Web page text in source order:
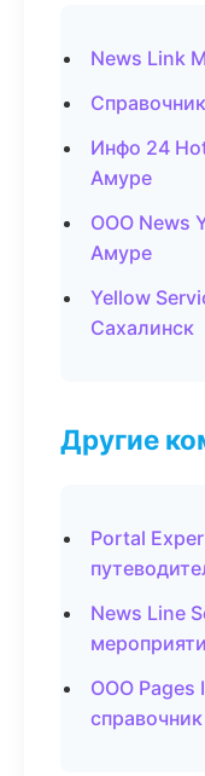
News Link
Инфо 24
Амуре
ООО News
Амуре
Yellow
Сахалинск
Другие
Portal
News Line
ООО Pages